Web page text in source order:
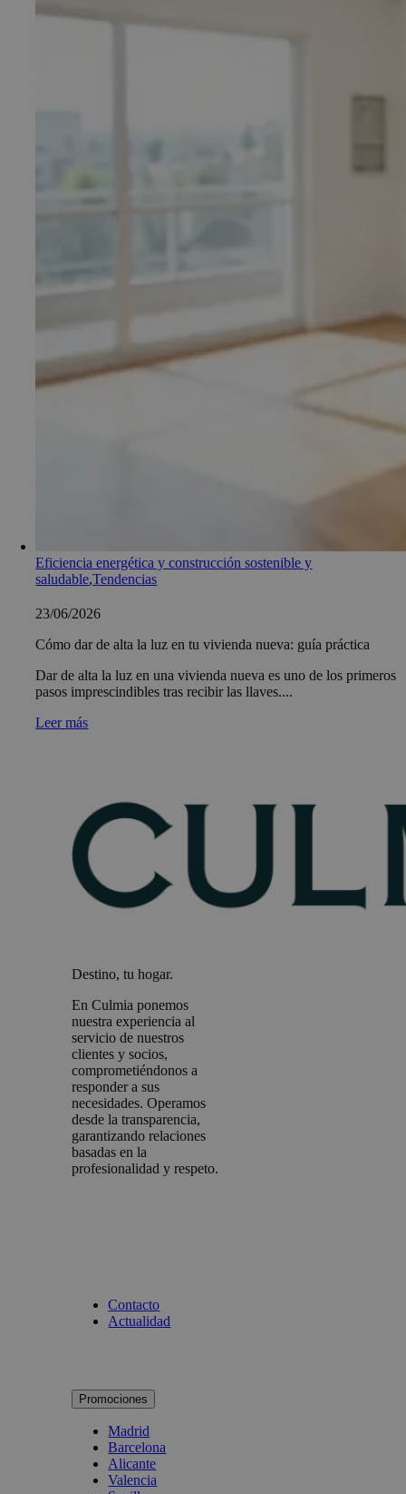
Eficiencia energética y construcción sostenible y
saludable,Tendencias
23/06/2026
Cómo dar de alta la luz en tu vivienda nueva: guía práctica
Dar de alta la luz en una vivienda nueva es uno de los primeros
pasos imprescindibles tras recibir las llaves....
Leer más
Destino, tu hogar.
En Culmia ponemos
nuestra experiencia al
servicio de nuestros
clientes y socios,
comprometiéndonos a
responder a sus
necesidades. Operamos
desde la transparencia,
garantizando relaciones
basadas en la
profesionalidad y respeto.
Contacto
Actualidad
Promociones
Madrid
Barcelona
Alicante
Valencia